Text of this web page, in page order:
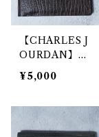
【CHARLES J
OURDAN】シ
ャルルジョルダ
ン ロゴ入レザ
ォレット blac
k
¥5,000